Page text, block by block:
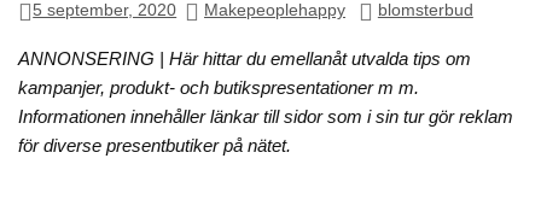
5 september, 2020 Makepeoplehappy blomsterbud
ANNONSERING | Här hittar du emellanåt utvalda tips om
kampanjer, produkt- och butikspresentationer m m.
Informationen innehåller länkar till sidor som i sin tur gör reklam
för diverse presentbutiker på nätet.